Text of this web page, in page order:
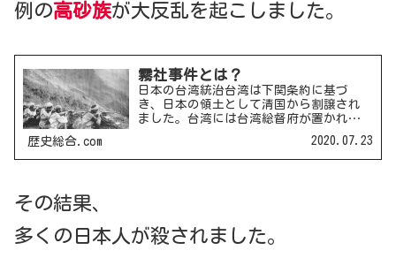
例の高砂族が大反乱を起こしました。
霧社事件とは？
日本の台湾統治台湾は下関条約に基づ
き、日本の領土として清国から割譲され
ました。台湾には台湾総督府が置かれて
いました。日本の台湾統治とその困難性
台湾はオランダにもかつて支配下に置か
れていましたが、反抗的な民族の統治が
歴史総合.com 2020.07.23
その結果、
多くの日本人が殺されました。